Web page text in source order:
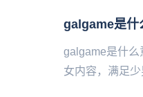
galgame是什
galgame是什么
女内容，满足